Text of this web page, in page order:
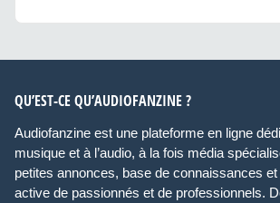
QU’EST-CE QU’AUDIOFANZINE ?
Audiofanzine est une plateforme en ligne
musique et à l’audio, à la fois média
petites annonces, base de connaissances
active de passionnés et de professionnels.